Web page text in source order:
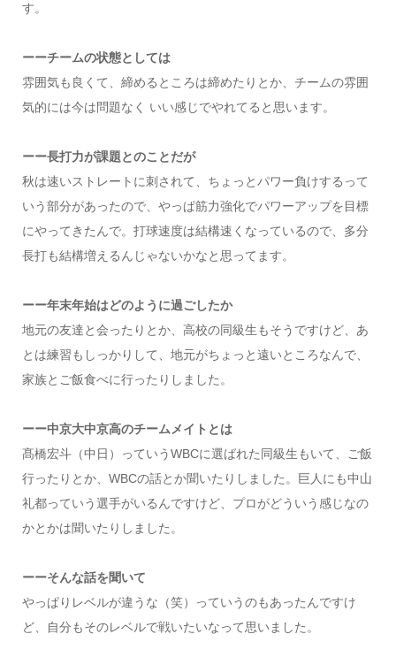
す。
ーーチームの状態としては
雰囲気も良くて、締めるところは締めたりとか、チームの雰囲
気的には今は問題なく いい感じでやれてると思います。
ーー長打力が課題とのことだが
秋は速いストレートに刺されて、ちょっとパワー負けするって
いう部分があったので、やっぱ筋力強化でパワーアップを目標
にやってきたんで。打球速度は結構速くなっているので、多分
長打も結構増えるんじゃないかなと思ってます。
ーー年末年始はどのように過ごしたか
地元の友達と会ったりとか、高校の同級生もそうですけど、あ
とは練習もしっかりして、地元がちょっと遠いところなんで、
家族とご飯食べに行ったりしました。
ーー中京大中京高のチームメイトとは
髙橋宏斗（中日）っていうWBCに選ばれた同級生もいて、ご飯
行ったりとか、WBCの話とか聞いたりしました。巨人にも中山
礼都っていう選手がいるんですけど、プロがどういう感じなの
かとかは聞いたりしました。
ーーそんな話を聞いて
やっぱりレベルが違うな（笑）っていうのもあったんですけ
ど、自分もそのレベルで戦いたいなって思いました。